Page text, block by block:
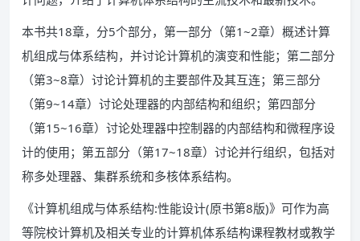
本书共18章，分5个部分，第一部分（第1~2章）概述计算
机组成与体系结构，并讨论计算机的演变和性能；第二部分
（第3~8章）讨论计算机的主要部件及其互连；第三部分
（第9~14章）讨论处理器的内部结构和组织；第四部分
（第15~16章）讨论处理器中控制器的内部结构和微程序设
计的使用；第五部分（第17~18章）讨论并行组织，包括对
称多处理器、集群系统和多核体系结构。
《计算机组成与体系结构:性能设计(原书第8版)》可作为高
等院校计算机及相关专业的计算机体系结构课程教材或教学